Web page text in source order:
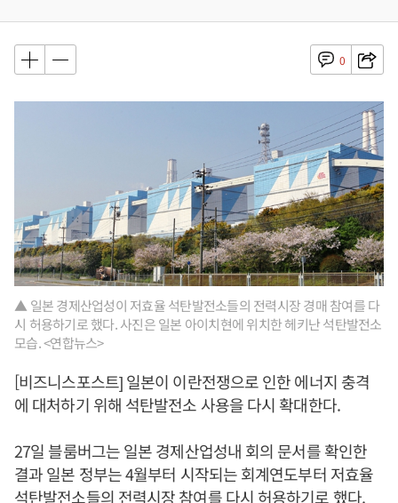
0
▲ 일본 경제산업성이 저효율 석탄발전소들의 전력시장 경매 참여를 다
시 허용하기로 했다. 사진은 일본 아이치현에 위치한 헤키난 석탄발전소
모습. <연합뉴스>
[비즈니스포스트] 일본이 이란전쟁으로 인한 에너지 충격
에 대처하기 위해 석탄발전소 사용을 다시 확대한다.
27일 블룸버그는 일본 경제산업성내 회의 문서를 확인한
결과 일본 정부는 4월부터 시작되는 회계연도부터 저효율
석탄발전소들의 전력시장 참여를 다시 허용하기로 했다.